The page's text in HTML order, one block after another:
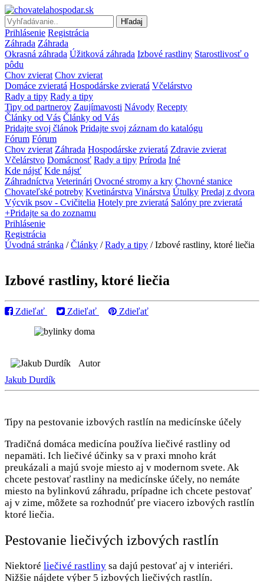
Hľadaj
Prihlásenie Registrácia
Záhrada Záhrada
Okrasná záhrada Úžitková záhrada Izbové rastliny Starostlivosť o
pôdu
Chov zvierat Chov zvierat
Domáce zvieratá Hospodárske zvieratá Včelárstvo
Rady a tipy Rady a tipy
Tipy od partnerov Zaujímavosti Návody Recepty
Články od Vás Články od Vás
Pridajte svoj článok Pridajte svoj záznam do katalógu
Fórum Fórum
Chov zvierat Záhrada Hospodárske zvieratá Zdravie zvierat
Včelárstvo Domácnosť Rady a tipy Príroda Iné
Kde nájsť Kde nájsť
Záhradníctva Veterinári Ovocné stromy a kry Chovné stanice
Chovateľské potreby Kvetinárstva Vinárstva Útulky Predaj z dvora
Výcvik psov - Cvičitelia Hotely pre zvieratá Salóny pre zvieratá
+Pridajte sa do zoznamu
Prihlásenie
Registrácia
Úvodná stránka / Články / Rady a tipy / Izbové rastliny, ktoré liečia
Izbové rastliny, ktoré liečia
Zdieľať Zdieľať Zdieľať
Autor
Jakub Durdík
Tipy na pestovanie izbových rastlín na medicínske účely
Tradičná domáca medicína používa liečivé rastliny od
nepamäti. Ich liečivé účinky sa v praxi mnoho krát
preukázali a majú svoje miesto aj v modernom svete. Ak
chcete pestovať rastliny na medicínske účely, no nemáte
miesto na bylinkovú záhradu, prípadne ich chcete pestovať
aj v zime, môžete sa rozhodnúť pre viacero izbových rastlín
ktoré liečia.
Pestovanie liečivých izbových rastlín
Niektoré liečivé rastliny sa dajú pestovať aj v interiéri.
Nižšie nájdete výber 5 izbových liečivých rastlín.